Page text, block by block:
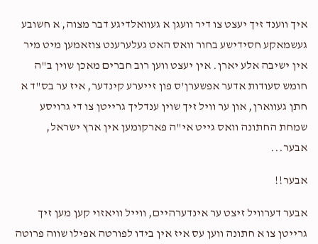
2 years ago $200.00
$100.00
איך ווענד זיך יעצט צו דיר וועגן א געוואלדיגע דבר מצוה, א חשובע
געשמאקע חסידישע בחור וואס האט געלערענט צוזאמען מיט מיר
אין ישיבה אלע יארן. אין יעצט ווען רוב חברים מאכן שוין ב"ה
חומש סעודות אדער אפשערן'ס פון זייערע קינדער, איז ער בס"ד א
חתן געווארן, און ער וויל זיך שוין ענדליך גרייטן צו די גרויסע
שמחת החתונה וואס גייט אי"ה פארקומען אין ארץ ישראל,
אבער...
אבער!!
אבער דערוויל זיצט ער אינדערהיים, ווייל וויאזוי קען מען זיך
גרייטן צו א חתונה ווען עס איז אין בידו לפורטה אפילו שווה פרוטה